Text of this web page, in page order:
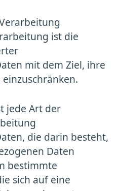
ist die
mit dem Ziel, ihre
jede Art der
die darin besteht,
Daten
bestimmte
sich auf eine